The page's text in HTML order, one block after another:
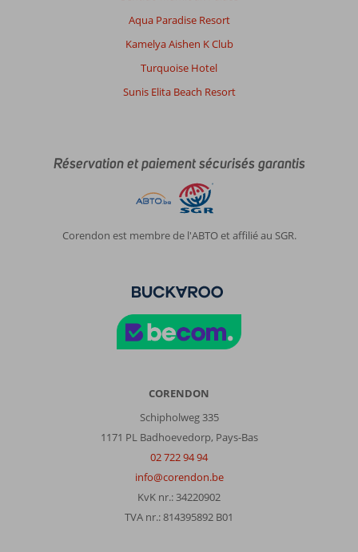
Aqua Paradise Resort
Kamelya Aishen K Club
Turquoise Hotel
Sunis Elita Beach Resort
Réservation et paiement sécurisés garantis
Corendon est membre de l'ABTO et affilié au SGR.
CORENDON
Schipholweg 335
1171 PL Badhoevedorp, Pays-Bas
02 722 94 94
info@corendon.be
KvK nr.: 34220902
TVA nr.: 814395892 B01